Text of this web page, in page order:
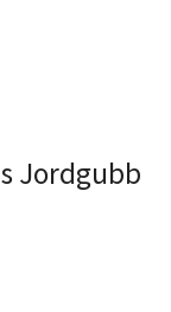
Jordgubb